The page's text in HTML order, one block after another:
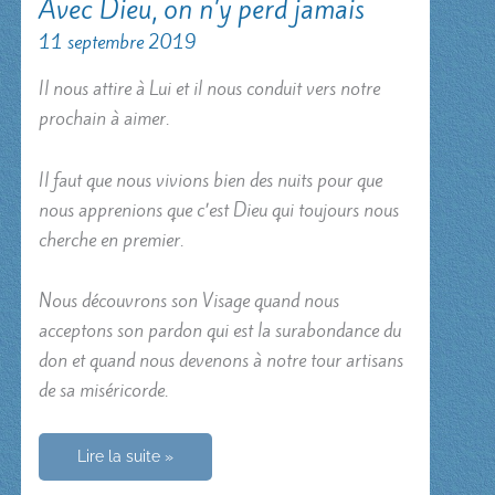
Avec Dieu, on n’y perd jamais
11 septembre 2019
Il nous attire à Lui et il nous conduit vers notre
prochain à aimer.
Il faut que nous vivions bien des nuits pour que
nous apprenions que c’est Dieu qui toujours nous
cherche en premier.
Nous découvrons son Visage quand nous
acceptons son pardon qui est la surabondance du
don et quand nous devenons à notre tour artisans
de sa miséricorde.
Avec
on
Lire la suite »